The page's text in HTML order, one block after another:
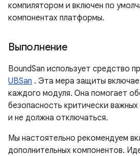
компилятором и включен по
компонентах платформы.
Выполнение
BoundSan использует средство
UBSan . Эта мера защиты
каждого модуля. Она помогает
безопасность критически
и не должна отключаться.
Мы настоятельно рекомендуем
дополнительных компонентов.